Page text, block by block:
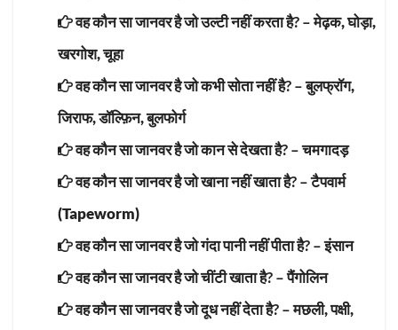
वह कौन सा जानवर है जो उल्टी नहीं करता है? –मेढ़क, घोड़ा,
खरगोश, चूहा
वह कौन सा जानवर है जो कभी सोता नहीं है? –बुलफ्रॉग,
जिराफ, डॉल्फ़िन, बुलफोर्ग
वह कौन सा जानवर है जो कान से देखता है? –चमगादड़
वह कौन सा जानवर है जो खाना नहीं खाता है? –टैपवार्म
(Tapeworm)
वह कौन सा जानवर है जो गंदा पानी नहीं पीता है? –इंसान
वह कौन सा जानवर है जो चींटी खाता है? –पैंगोलिन
वह कौन सा जानवर है जो दूध नहीं देता है? –मछली, पक्षी,